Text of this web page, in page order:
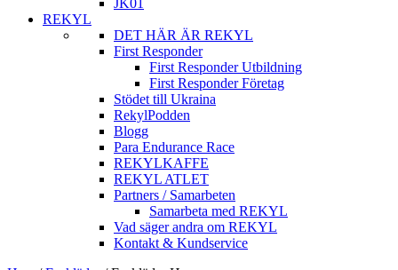
JK01
REKYL
DET HÄR ÄR REKYL
First Responder
First Responder Utbildning
First Responder Företag
Stödet till Ukraina
RekylPodden
Blogg
Para Endurance Race
REKYLKAFFE
REKYL ATLET
Partners / Samarbeten
Samarbeta med REKYL
Vad säger andra om REKYL
Kontakt & Kundservice